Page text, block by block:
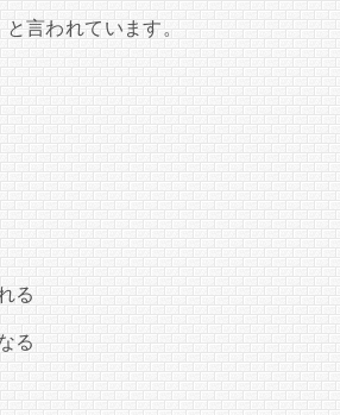
言われています。
る
る